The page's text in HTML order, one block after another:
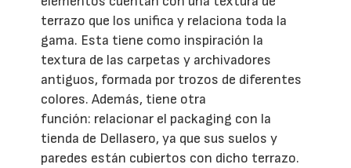
terrazo que los unifica y relaciona toda la
gama. Esta tiene como inspiración la
textura de las carpetas y archivadores
antiguos, formada por trozos de diferentes
colores. Además, tiene otra
función: relacionar el packaging con la
tienda de Dellasero, ya que sus suelos y
paredes están cubiertos con dicho terrazo.